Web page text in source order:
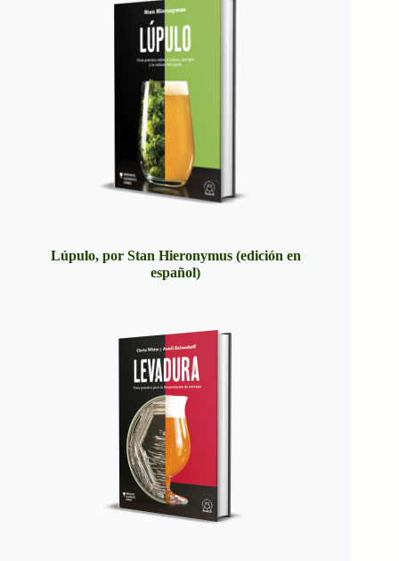
Lúpulo, por Stan Hieronymus (edición en
español)